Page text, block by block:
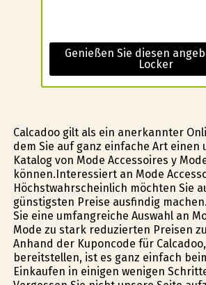
Genießen Sie diesen
Locker
Calcadoo gilt als ein anerkannter
dem Sie auf ganz einfache Art einen
Katalog von Mode Accessoires y
können.Interessiert an Mode
Höchstwahrscheinlich möchten Sie
günstigsten Preise ausfindig
Sie eine umfangreiche Auswahl an
Mode zu stark reduzierten Preisen
Anhand der Kuponcode für
bereitstellen, ist es ganz einfach
Einkaufen in einigen wenigen